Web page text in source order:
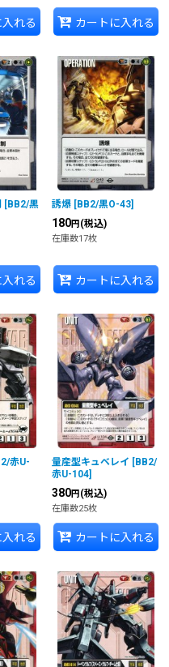
れる カートに入れる
[BB2/黒
れる
誘爆 [BB2/黒O-43]
180円 (税込)
在庫数17枚
カートに入れる
赤U-
れる
量産型キュベレイ [BB2/
赤U-104]
380円 (税込)
在庫数25枚
カートに入れる